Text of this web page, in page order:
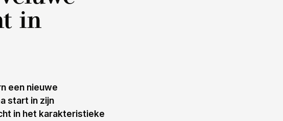
in
een nieuwe
start in zijn
in het karakteristieke